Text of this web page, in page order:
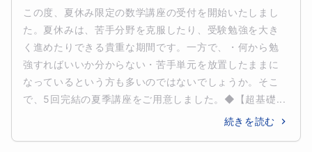
この度、夏休み限定の数学講座の受付を開始いたしまし
た。夏休みは、苦手分野を克服したり、受験勉強を大き
く進めたりできる貴重な期間です。一方で、・何から勉
強すればいいか分からない・苦手単元を放置したままに
なっているという方も多いのではないでしょうか。そこ
で、5回完結の夏季講座をご用意しました。◆【超基礎...
続きを読む